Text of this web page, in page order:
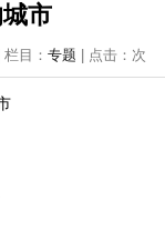
市
目： 专题 | 点击： 次